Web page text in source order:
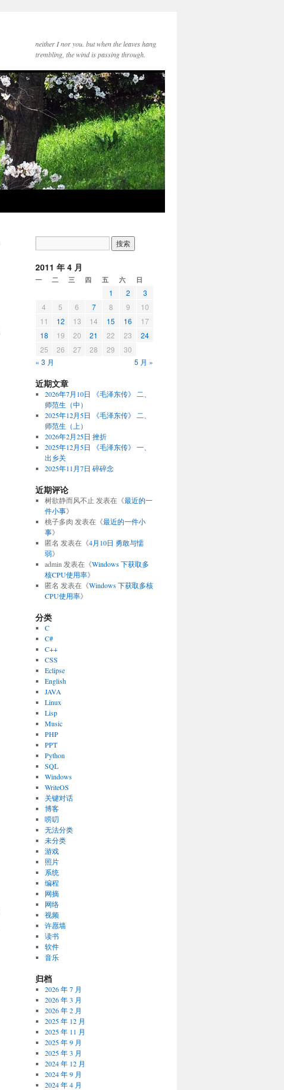
neither I nor you. but when the leaves hang
trembling, the wind is passing through.
2011 年 4 月
一 二 三 四 五 六 日
1 2
3
4
5 6 7 8 9
10
11
12 13 14 15 16
17
18
19 20 21 22 23
24
25
26 27 28 29
30
« 3 月
5 月 »
近期文章
2026年7月10日 《毛泽东传》 二、
师范生（中）
2025年12月5日 《毛泽东传》 二、
师范生（上）
2026年2月25日 挫折
2025年12月5日 《毛泽东传》 一、
出乡关
2025年11月7日 碎碎念
近期评论
树欲静而风不止 发表在《最近的一
件小事》
桃子多肉 发表在《最近的一件小
事》
匿名 发表在《4月10日 勇敢与懦
弱》
admin 发表在《Windows 下获取多
核CPU使用率》
匿名 发表在《Windows 下获取多核
CPU使用率》
分类
C
C#
C++
CSS
Eclipse
English
JAVA
Linux
Lisp
Music
PHP
PPT
Python
SQL
Windows
WriteOS
关键对话
博客
唠叨
无法分类
未分类
游戏
照片
系统
编程
网摘
网络
视频
许愿墙
读书
软件
音乐
归档
2026 年 7 月
2026 年 3 月
2026 年 2 月
2025 年 12 月
2025 年 11 月
2025 年 9 月
2025 年 3 月
2024 年 12 月
2024 年 9 月
2024 年 4 月